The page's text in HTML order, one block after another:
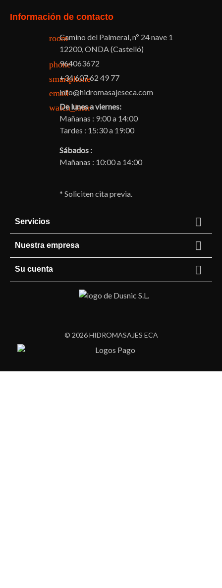
Información de contacto
roomCamino del Palmeral, nº 24 nave 1
12200, ONDA (Castelló)
phone964063672
smartphone
+34 607 62 49 77
emailinfo@hidromasajeseca.com
watch_later
De lunes a viernes:
Mañanas : 9:00 a 14:00
Tardes : 15:30 a 19:00
Sábados :
Mañanas : 10:00 a 14:00
* Soliciten cita previa.
Servicios 
Nuestra empresa 
Su cuenta 
© 2026 HIDROMASAJES ECA